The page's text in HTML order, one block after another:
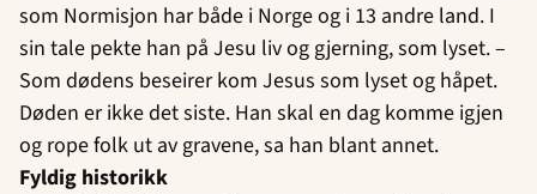
som Normisjon har både i Norge og i 13 andre land. I
sin tale pekte han på Jesu liv og gjerning, som lyset. –
Som dødens beseirer kom Jesus som lyset og håpet.
Døden er ikke det siste. Han skal en dag komme igjen
og rope folk ut av gravene, sa han blant annet.
Fyldig historikk